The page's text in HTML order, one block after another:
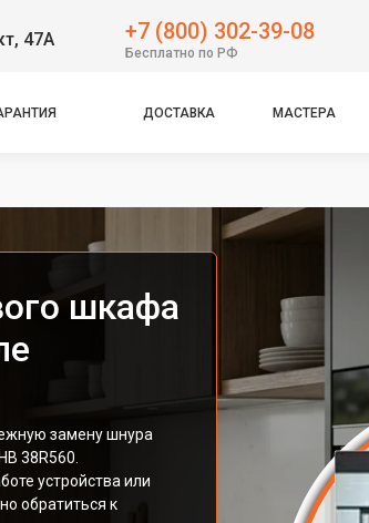
47А +7 (800) 302-39-08
Бесплатно по РФ
ДОСТАВКА МАСТЕРА
шкафа
замену шнура
38R560.
устройства или
обратиться к